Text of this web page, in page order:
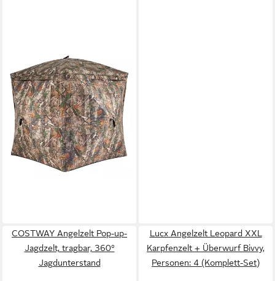
COSTWAY
Angelzelt, Personen: 3, Pop-
Up Jagdzelt mit
geräuschloser Magnettür
112,99 € UVP162,99 €
-31%
lieferbar - in 3-4 Werktagen bei dir
COSTWAY Angelzelt Pop-up-
Jagdzelt, tragbar, 360°
Jagdunterstand
Lucx Angelzelt Leopard XXL
Karpfenzelt + Überwurf Bivvy,
Personen: 4 (Komplett-Set)